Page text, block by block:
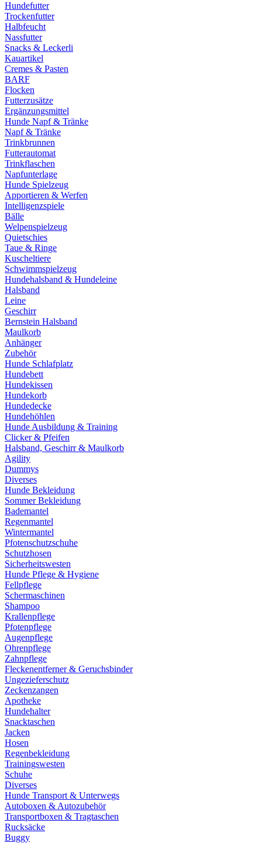
Hundefutter
Trockenfutter
Halbfeucht
Nassfutter
Snacks & Leckerli
Kauartikel
Cremes & Pasten
BARF
Flocken
Futterzusätze
Ergänzungsmittel
Hunde Napf & Tränke
Napf & Tränke
Trinkbrunnen
Futterautomat
Trinkflaschen
Napfunterlage
Hunde Spielzeug
Apportieren & Werfen
Intelligenzspiele
Bälle
Welpenspielzeug
Quietschies
Taue & Ringe
Kuscheltiere
Schwimmspielzeug
Hundehalsband & Hundeleine
Halsband
Leine
Geschirr
Bernstein Halsband
Maulkorb
Anhänger
Zubehör
Hunde Schlafplatz
Hundebett
Hundekissen
Hundekorb
Hundedecke
Hundehöhlen
Hunde Ausbildung & Training
Clicker & Pfeifen
Halsband, Geschirr & Maulkorb
Agility
Dummys
Diverses
Hunde Bekleidung
Sommer Bekleidung
Bademantel
Regenmantel
Wintermantel
Pfotenschutzschuhe
Schutzhosen
Sicherheitswesten
Hunde Pflege & Hygiene
Fellpflege
Schermaschinen
Shampoo
Krallenpflege
Pfotenpflege
Augenpflege
Ohrenpflege
Zahnpflege
Fleckenentferner & Geruchsbinder
Ungezieferschutz
Zeckenzangen
Apotheke
Hundehalter
Snacktaschen
Jacken
Hosen
Regenbekleidung
Trainingswesten
Schuhe
Diverses
Hunde Transport & Unterwegs
Autoboxen & Autozubehör
Transportboxen & Tragtaschen
Rucksäcke
Buggy